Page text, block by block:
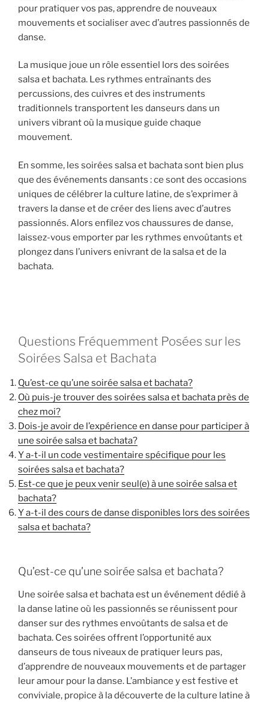
pour pratiquer vos pas, apprendre de nouveaux
mouvements et socialiser avec d’autres passionnés de
danse.
La musique joue un rôle essentiel lors des soirées
salsa et bachata. Les rythmes entraînants des
percussions, des cuivres et des instruments
traditionnels transportent les danseurs dans un
univers vibrant où la musique guide chaque
mouvement.
En somme, les soirées salsa et bachata sont bien plus
que des événements dansants : ce sont des occasions
uniques de célébrer la culture latine, de s’exprimer à
travers la danse et de créer des liens avec d’autres
passionnés. Alors enfilez vos chaussures de danse,
laissez-vous emporter par les rythmes envoûtants et
plongez dans l’univers enivrant de la salsa et de la
bachata.
Questions Fréquemment Posées sur les
Soirées Salsa et Bachata
Qu’est-ce qu’une soirée salsa et bachata?
Où puis-je trouver des soirées salsa et bachata près de
chez moi?
Dois-je avoir de l’expérience en danse pour participer à
une soirée salsa et bachata?
Y a-t-il un code vestimentaire spécifique pour les
soirées salsa et bachata?
Est-ce que je peux venir seul(e) à une soirée salsa et
bachata?
Y a-t-il des cours de danse disponibles lors des soirées
salsa et bachata?
Qu’est-ce qu’une soirée salsa et bachata?
Une soirée salsa et bachata est un événement dédié à
la danse latine où les passionnés se réunissent pour
danser sur des rythmes envoûtants de salsa et de
bachata. Ces soirées offrent l’opportunité aux
danseurs de tous niveaux de pratiquer leurs pas,
d’apprendre de nouveaux mouvements et de partager
leur amour pour la danse. L’ambiance y est festive et
conviviale, propice à la découverte de la culture latine à